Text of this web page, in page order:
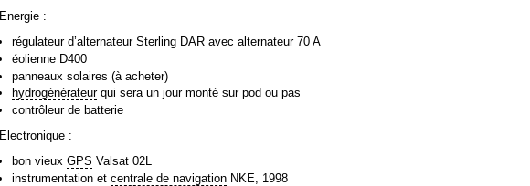
Energie :
régulateur d’alternateur Sterling DAR avec alternateur 70 A
éolienne D400
panneaux solaires (à acheter)
hydrogénérateurqui sera un jour monté sur pod ou pas
contrôleur de batterie
Electronique :
bon vieuxGPS Valsat 02L
instrumentation etcentrale de navigation NKE, 1998